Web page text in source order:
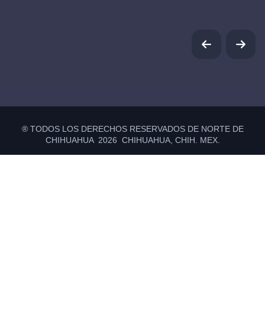
® TODOS LOS DERECHOS RESERVADOS DE NORTE DE
CHIHUAHUA 2026 CHIHUAHUA, CHIH. MEX.